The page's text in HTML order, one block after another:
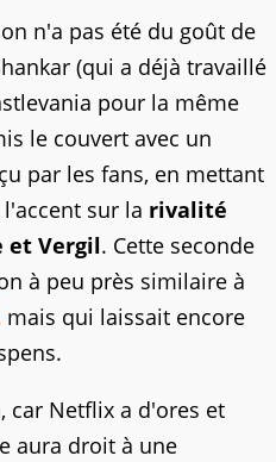
n'a pas été du goût de
(qui a déjà travaillé
pour la même
le couvert avec un
par les fans, en mettant
sur la rivalité
et Vergil. Cette seconde
à peu près similaire à
mais qui laissait encore
car Netflix a d'ores et
aura droit à une